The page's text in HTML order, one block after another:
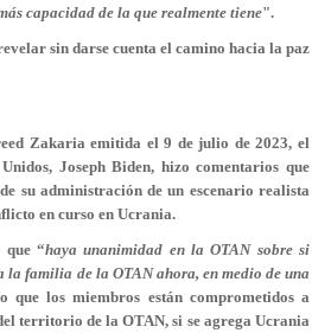
capacidad de la que realmente tiene".
sin darse cuenta el camino hacia la paz
Zakaria emitida el 9 de julio de 2023, el
Joseph Biden, hizo comentarios que
su administración de un escenario realista
en curso en Ucrania.
que “haya unanimidad en la OTAN sobre si
familia de la OTAN ahora, en medio de una
que los miembros están comprometidos a
territorio de la OTAN, si se agrega Ucrania